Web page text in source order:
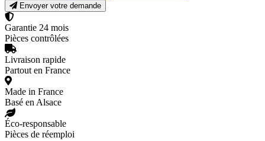
Envoyer votre demande
Garantie 24 mois
Pièces contrôlées
Livraison rapide
Partout en France
Made in France
Basé en Alsace
Éco-responsable
Pièces de réemploi